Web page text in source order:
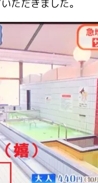
ただきました。